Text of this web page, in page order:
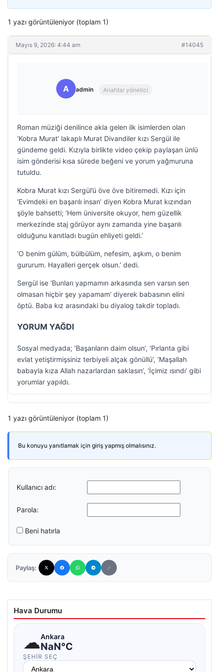
1 yazı görüntüleniyor (toplam 1)
Mayıs 9, 2026: 4:44 am #14045
A admin Anahtar yönetici
Roman müziği denilince akla gelen ilk isimlerden olan
‘Kobra Murat’ lakaplı Murat Divandiler kızı Sergül ile
gündeme geldi. Kızıyla birlikte video çekip paylaşan ünlü
isim gönderisi kısa sürede beğeni ve yorum yağmuruna
tutuldu.
Kobra Murat kızı Sergül’ü öve öve bitiremedi. Kızı için
‘Evimdeki en başarılı insan’ diyen Kobra Murat kızından
şöyle bahsetti; ‘Hem üniversite okuyor, hem güzellik
merkezinde staj görüyor aynı zamanda yine başarılı
olduğunu kanıtladı bugün ehliyeti geldi.’
‘O benim gülüm, bülbülüm, nefesim, aşkım, o benim
gururum. Hayalleri gerçek olsun.’ dedi.
Sergül ise ‘Bunları yapmamın arkasında sen varsın sen
olmasan hiçbir şey yapamam’ diyerek babasının elini
öptü. Baba kız arasındaki bu diyalog takdir topladı.
YORUM YAĞDI
Sosyal medyada; ‘Başarıların daim olsun’, ‘Pırlanta gibi
evlat yetiştirmişsiniz terbiyeli alçak gönüllü’, ‘Maşallah
babayla kıza Allah nazarlardan saklasın’, ‘İçimiz ısındı’ gibi
yorumlar yapıldı.
1 yazı görüntüleniyor (toplam 1)
Bu konuyu yanıtlamak için giriş yapmış olmalısınız.
Kullanıcı adı:
Parola:
Beni hatırla
Paylaş:
Hava Durumu
☁Ankara
NaN°C
ŞEHIR SEÇ